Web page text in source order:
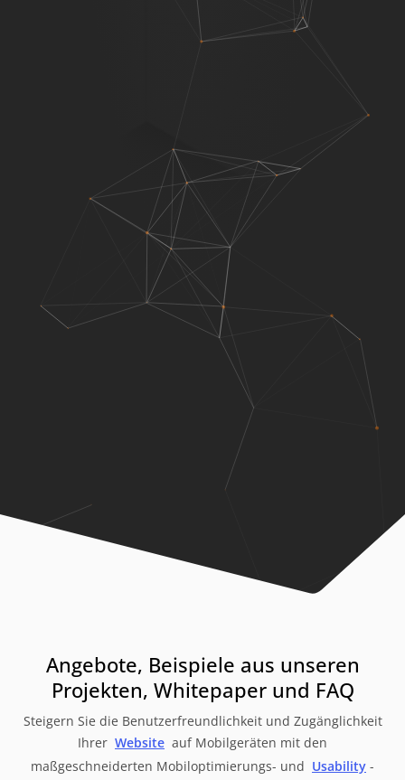
Angebote, Beispiele aus unseren
Projekten, Whitepaper und FAQ
Steigern Sie die Benutzerfreundlichkeit und Zugänglichkeit
Ihrer Website auf Mobilgeräten mit den
maßgeschneiderten Mobiloptimierungs- und Usability -